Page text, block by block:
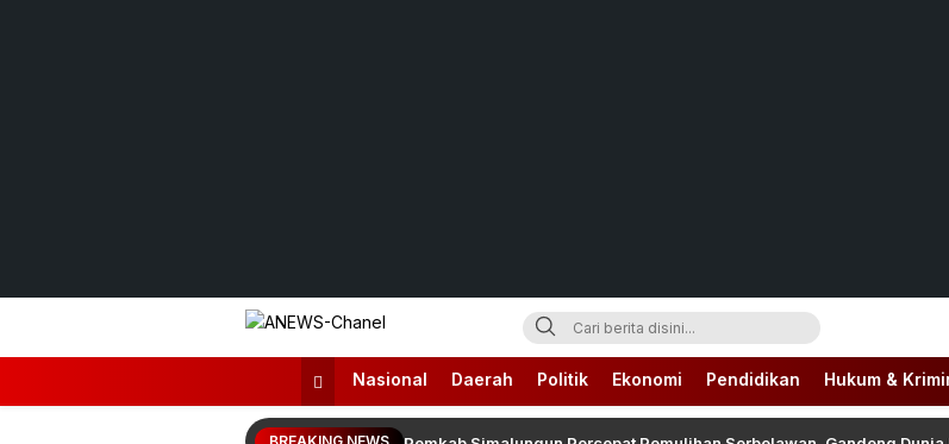
ANEWS-Chanel
Independen, Lugas & Inspiratif
Nasional Daerah Politik Ekonomi Pendidikan Hukum &